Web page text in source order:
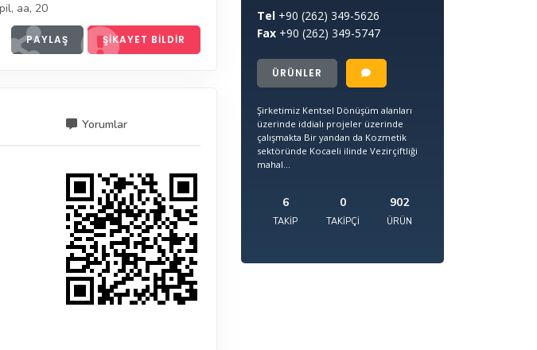
pil, aa, 20
PAYLAŞ ŞIKAYET BILDIR
Yorumlar
Tel +90 (262) 349-5626
Fax +90 (262) 349-5747
ÜRÜNLER
Şirketimiz Kentsel Dönüşüm alanları
üzerinde iddialı projeler üzerinde
çalışmakta Bir yandan da Kozmetik
sektöründe Kocaeli ilinde Vezirçiftliği
mahal...
6
TAKIP
0
TAKIPÇI
902
ÜRÜN